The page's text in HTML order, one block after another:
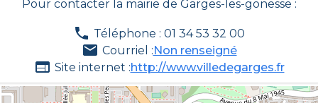
Pour contacter la mairie de Garges-les-gonesse :
Téléphone : 01 34 53 32 00
Courriel :Non renseigné
Site internet :http://www.villedegarges.fr